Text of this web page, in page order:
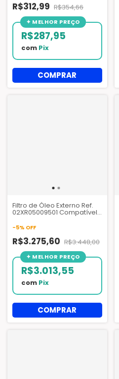
R$312,99 R$354,66
R$287,95
com Pix
Filtro de Óleo Externo Ref.
02XR05009501 Compatível
Chiller Carrier 19XR 19XRV -
AZQ033
-5% OFF
R$3.275,60 R$3.448,00
R$3.013,55
com Pix